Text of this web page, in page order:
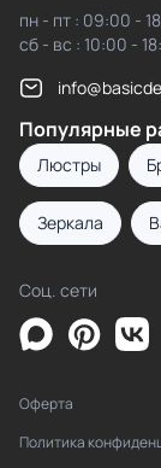
пн - пт : 09:00 -
сб - вс : 10:00 -
Популярные
Люстры
Зеркала
Соц. сети
Оферта
Политика